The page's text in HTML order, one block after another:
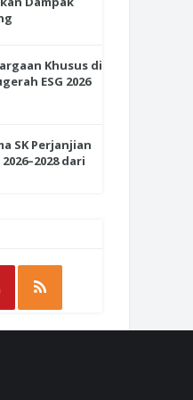
Khusus di
ESG 2026
SK Perjanjian
dari